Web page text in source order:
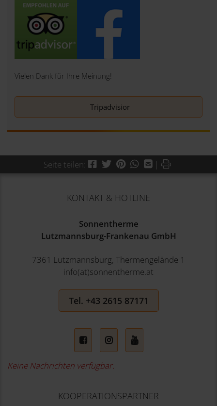
Vielen Dank für Ihre Meinung!
Tripadvisior
Seite teilen: Facebook
Twitter
PinterestWhatsApp
Mail
| Drucken
KONTAKT & HOTLINE
Sonnentherme
Lutzmannsburg-Frankenau GmbH
7361 Lutzmannsburg, Thermengelände 1
info(at)sonnentherme.at
Tel. +43 2615 87171
FacebookInstagramYouTube
Keine Nachrichten verfügbar.
KOOPERATIONSPARTNER